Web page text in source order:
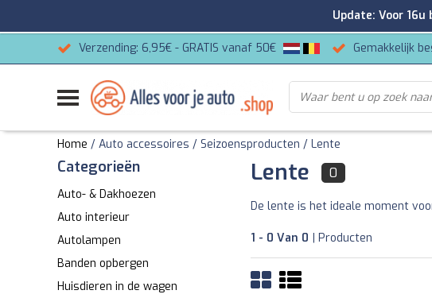
Verzending: 6,95€ - GRATIS vanaf 50€ Gemakkelijk
Home / Auto accessoires / Seizoensproducten / Lente
Categorieën
Auto- & Dakhoezen
Auto interieur
Autolampen
Banden opbergen
Huisdieren in de wagen
Lente 0
De lente is het ideale moment
1 - 0 Van 0 | Producten
Update: Voor 16u